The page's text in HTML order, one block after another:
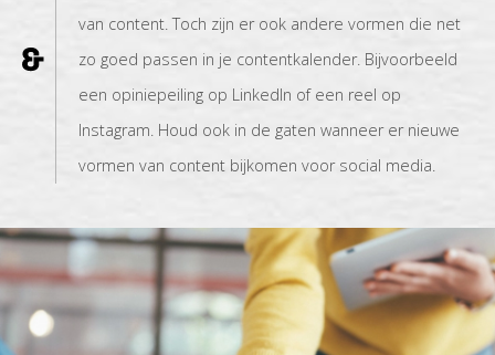
van content. Toch zijn er ook andere vormen die net
zo goed passen in je contentkalender. Bijvoorbeeld
een opiniepeiling op LinkedIn of een reel op
Instagram. Houd ook in de gaten wanneer er nieuwe
vormen van content bijkomen voor social media.